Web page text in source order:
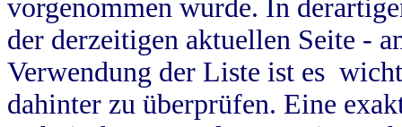
vorgenommen wurde. In
der derzeitigen aktuellen Seite -
Verwendung der Liste ist es
dahinter zu überprüfen. Eine